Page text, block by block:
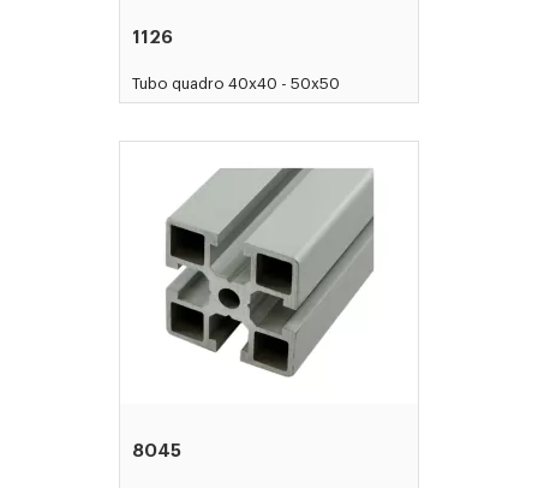
1126
Tubo quadro 40x40 - 50x50
8045